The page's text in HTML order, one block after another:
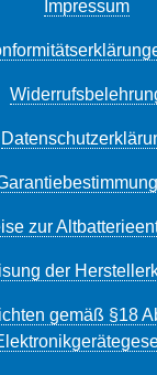
Impressum
zur
der
gemäß §18